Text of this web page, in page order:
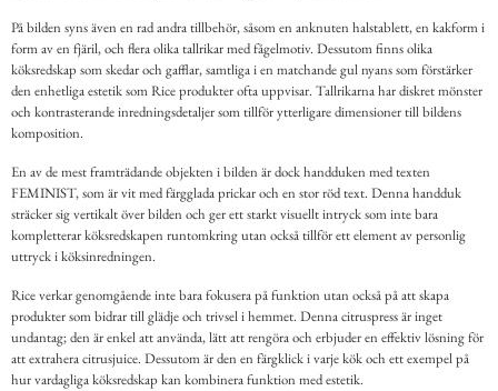
På bilden syns även en rad andra tillbehör, såsom en anknuten halstablett, en kakform i
form av en fjäril, och flera olika tallrikar med fågelmotiv. Dessutom finns olika
köksredskap som skedar och gafflar, samtliga i en matchande gul nyans som förstärker
den enhetliga estetik som Rice produkter ofta uppvisar. Tallrikarna har diskret mönster
och kontrasterande inredningsdetaljer som tillför ytterligare dimensioner till bildens
komposition.
En av de mest framträdande objekten i bilden är dock handduken med texten
FEMINIST, som är vit med färgglada prickar och en stor röd text. Denna handduk
sträcker sig vertikalt över bilden och ger ett starkt visuellt intryck som inte bara
kompletterar köksredskapen runtomkring utan också tillför ett element av personlig
uttryck i köksinredningen.
Rice verkar genomgående inte bara fokusera på funktion utan också på att skapa
produkter som bidrar till glädje och trivsel i hemmet. Denna citruspress är inget
undantag; den är enkel att använda, lätt att rengöra och erbjuder en effektiv lösning för
att extrahera citrusjuice. Dessutom är den en färgklick i varje kök och ett exempel på
hur vardagliga köksredskap kan kombinera funktion med estetik.